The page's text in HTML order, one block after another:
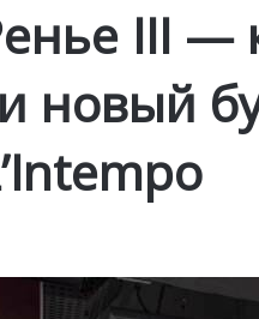
III —
новый